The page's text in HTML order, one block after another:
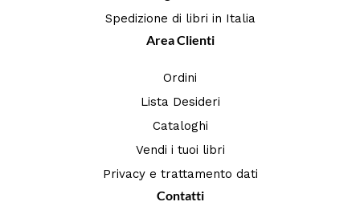
Spedizione di libri in Italia
Area Clienti
Ordini
Lista Desideri
Cataloghi
Vendi i tuoi libri
Privacy e trattamento dati
Contatti